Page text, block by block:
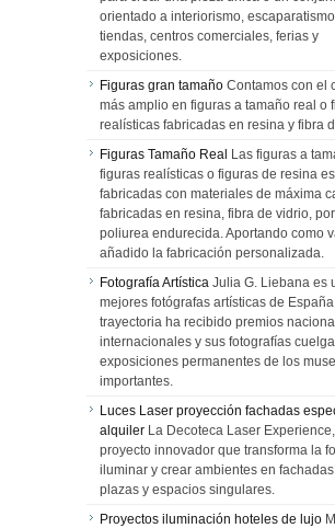
orientado a interiorismo,
tiendas, centros comerciales, ferias y
exposiciones.
Figuras gran tamaño Contamos con el
más amplio en figuras a tamaño real o
realísticas fabricadas en resina y fibra
Figuras Tamaño Real Las figuras a
figuras realísticas o figuras de resina
fabricadas con materiales de máxima
fabricadas en resina, fibra de vidrio,
poliurea endurecida. Aportando como
añadido la fabricación personalizada.
Fotografía Artística Julia G. Liebana es
mejores fotógrafas artísticas de
trayectoria ha recibido premios
internacionales y sus fotografías
exposiciones permanentes de los
importantes.
Luces Laser proyección fachadas
alquiler La Decoteca Laser
proyecto innovador que transforma la
iluminar y crear ambientes en
plazas y espacios singulares.
Proyectos iluminación hoteles de lujo